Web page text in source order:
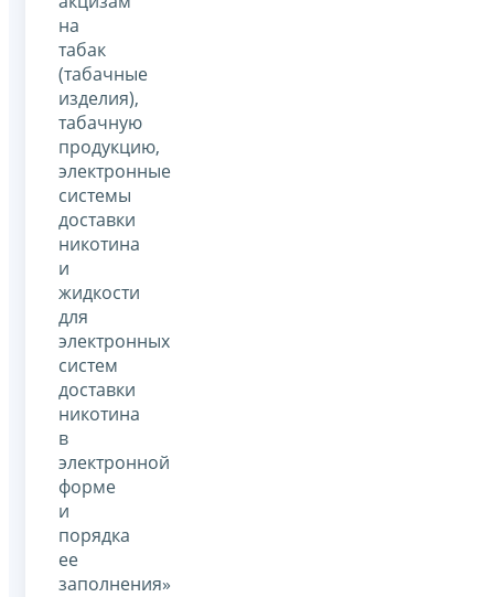
на
табак
(табачные
изделия),
табачную
продукцию,
электронные
системы
доставки
никотина
и
жидкости
для
электронных
систем
доставки
никотина
в
электронной
форме
и
порядка
ее
заполнения»